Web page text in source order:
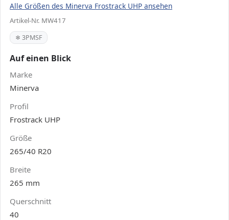
Alle Größen des Minerva Frostrack UHP ansehen
Artikel-Nr. MW417
❄ 3PMSF
Auf einen Blick
Marke
Minerva
Profil
Frostrack UHP
Größe
265/40 R20
Breite
265 mm
Querschnitt
40